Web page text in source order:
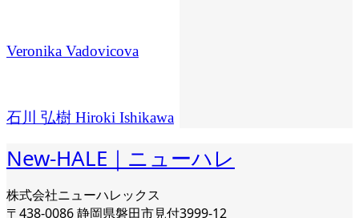
Veronika Vadovicova
石川 弘樹 Hiroki Ishikawa
New-HALE｜ニューハレ
株式会社ニューハレックス
〒438-0086 静岡県磐田市見付3999-12